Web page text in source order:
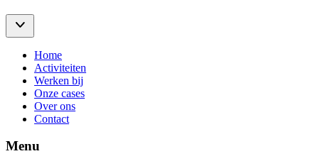
Home
Activiteiten
Werken bij
Onze cases
Over ons
Contact
Menu